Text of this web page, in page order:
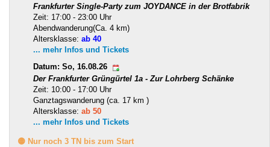
Frankfurter Single-Party zum JOYDANCE in der Brotfabrik
Zeit: 17:00 - 23:00 Uhr
Abendwanderung(Ca. 4 km)
Altersklasse: ab 40
... mehr Infos und Tickets
Datum: So, 16.08.26
Der Frankfurter Grüngürtel 1a - Zur Lohrberg Schänke
Zeit: 10:00 - 17:00 Uhr
Ganztagswanderung (ca. 17 km )
Altersklasse: ab 50
... mehr Infos und Tickets
🟡 Nur noch 3 TN bis zum Start